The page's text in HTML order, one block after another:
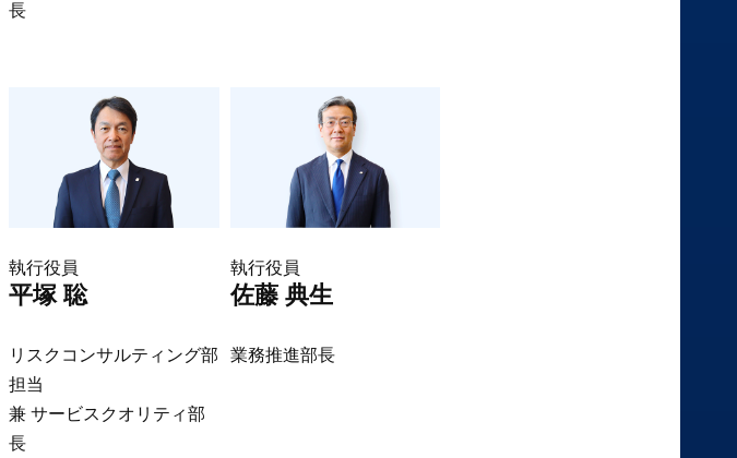
長
執行役員
平塚 聡
リスクコンサルティング部
担当
兼 サービスクオリティ部
長
執行役員
佐藤 典生
業務推進部長